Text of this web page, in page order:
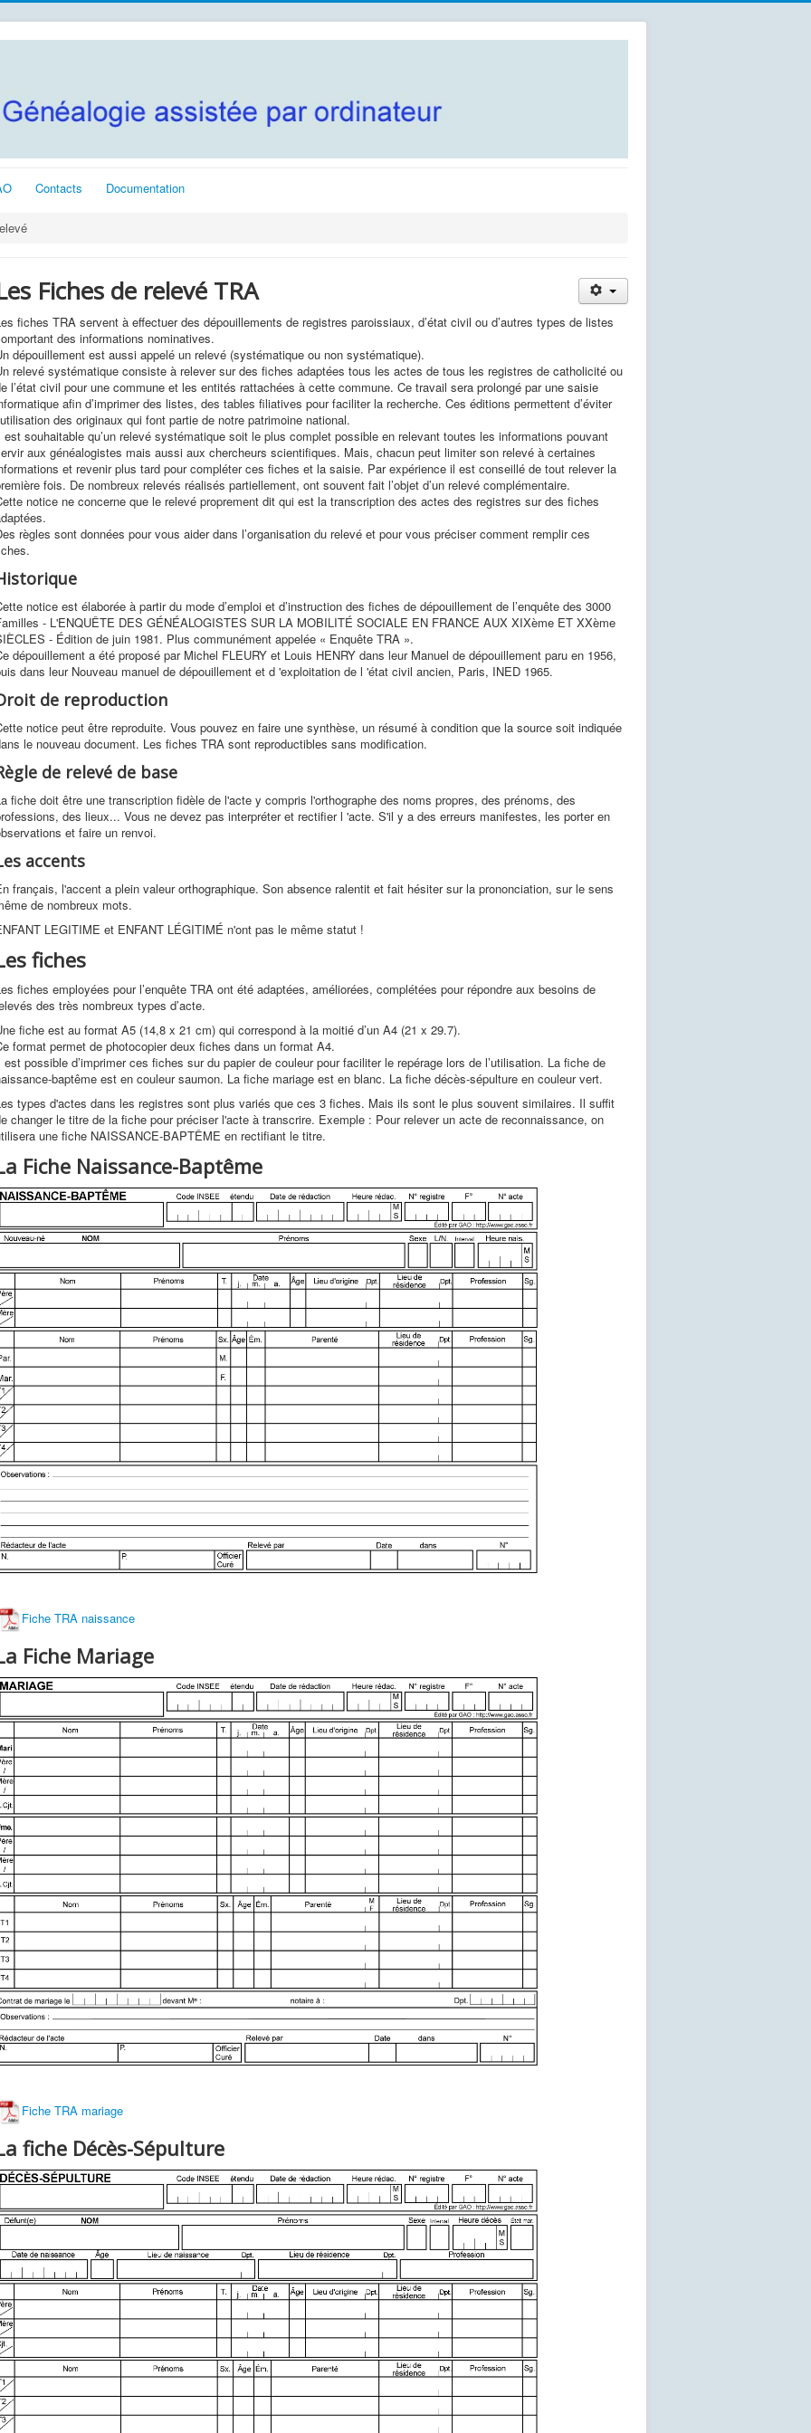
Contacts Documentation
Fiches de relevé TRA
fiches TRA servent à effectuer des dépouillements de registres paroissiaux, d’état civil ou d’autres types de listes
des informations nominatives.
dépouillement est aussi appelé un relevé (systématique ou non systématique).
relevé systématique consiste à relever sur des fiches adaptées tous les actes de tous les registres de catholicité ou
l’état civil pour une commune et les entités rattachées à cette commune. Ce travail sera prolongé par une saisie
afin d’imprimer des listes, des tables filiatives pour faciliter la recherche. Ces éditions permettent d’éviter
des originaux qui font partie de notre patrimoine national.
est souhaitable qu’un relevé systématique soit le plus complet possible en relevant toutes les informations pouvant
aux généalogistes mais aussi aux chercheurs scientifiques. Mais, chacun peut limiter son relevé à certaines
et revenir plus tard pour compléter ces fiches et la saisie. Par expérience il est conseillé de tout relever la
fois. De nombreux relevés réalisés partiellement, ont souvent fait l’objet d’un relevé complémentaire.
notice ne concerne que le relevé proprement dit qui est la transcription des actes des registres sur des fiches
règles sont données pour vous aider dans l’organisation du relevé et pour vous préciser comment remplir ces
notice est élaborée à partir du mode d’emploi et d’instruction des fiches de dépouillement de l’enquête des 3000
- L'ENQUÊTE DES GÉNÉALOGISTES SUR LA MOBILITÉ SOCIALE EN FRANCE AUX XIXème ET XXème
- Édition de juin 1981. Plus communément appelée « Enquête TRA ».
dépouillement a été proposé par Michel FLEURY et Louis HENRY dans leur Manuel de dépouillement paru en 1956,
dans leur Nouveau manuel de dépouillement et d 'exploitation de l 'état civil ancien, Paris, INED 1965.
de reproduction
notice peut être reproduite. Vous pouvez en faire une synthèse, un résumé à condition que la source soit indiquée
le nouveau document. Les fiches TRA sont reproductibles sans modification.
de relevé de base
fiche doit être une transcription fidèle de l'acte y compris l'orthographe des noms propres, des prénoms, des
des lieux... Vous ne devez pas interpréter et rectifier l 'acte. S'il y a des erreurs manifestes, les porter en
et faire un renvoi.
accents
français, l'accent a plein valeur orthographique. Son absence ralentit et fait hésiter sur la prononciation, sur le sens
de nombreux mots.
LEGITIME et ENFANT LÉGITIMÉ n'ont pas le même statut !
fiches
fiches employées pour l’enquête TRA ont été adaptées, améliorées, complétées pour répondre aux besoins de
des très nombreux types d’acte.
fiche est au format A5 (14,8 x 21 cm) qui correspond à la moitié d’un A4 (21 x 29.7).
format permet de photocopier deux fiches dans un format A4.
est possible d’imprimer ces fiches sur du papier de couleur pour faciliter le repérage lors de l’utilisation. La fiche de
baptême est en couleur saumon. La fiche mariage est en blanc. La fiche décès-sépulture en couleur vert.
types d'actes dans les registres sont plus variés que ces 3 fiches. Mais ils sont le plus souvent similaires. Il suffit
changer le titre de la fiche pour préciser l'acte à transcrire. Exemple : Pour relever un acte de reconnaissance, on
une fiche NAISSANCE-BAPTÊME en rectifiant le titre.
Fiche Naissance-Baptême
Fiche TRA naissance
Fiche Mariage
Fiche TRA mariage
fiche Décès-Sépulture